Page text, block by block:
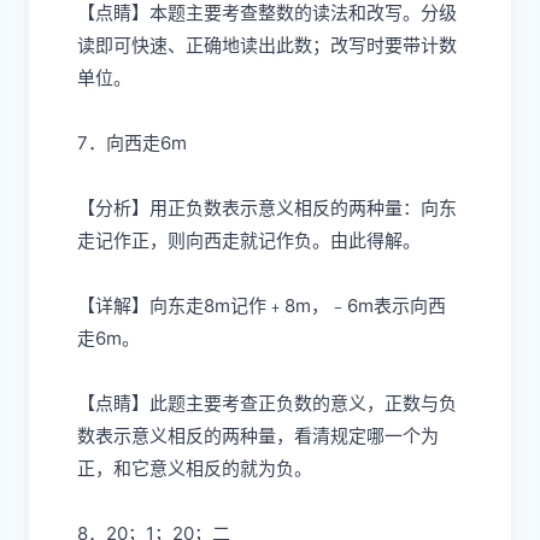
【点睛】本题主要考查整数的读法和改写。分级
读即可快速、正确地读出此数；改写时要带计数
单位。
7．向西走6m
【分析】用正负数表示意义相反的两种量：向东
走记作正，则向西走就记作负。由此得解。
【详解】向东走8m记作﹢8m，﹣6m表示向西
走6m。
【点睛】此题主要考查正负数的意义，正数与负
数表示意义相反的两种量，看清规定哪一个为
正，和它意义相反的就为负。
8．20；1；20；二